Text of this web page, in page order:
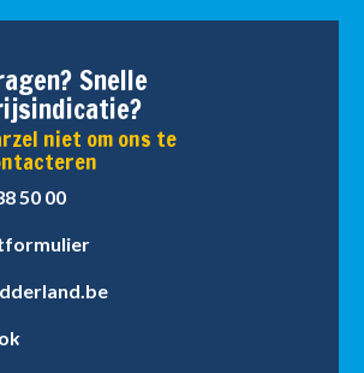
Snelle
niet om ons te
50 00